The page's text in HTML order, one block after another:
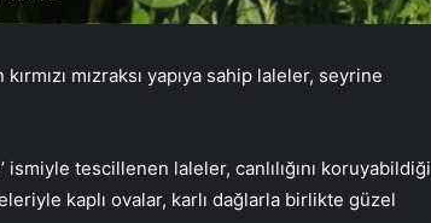
mızraksı yapıya sahip laleler, seyrine
tescillenen laleler, canlılığını koruyabildiği
kaplı ovalar, karlı dağlarla birlikte güzel